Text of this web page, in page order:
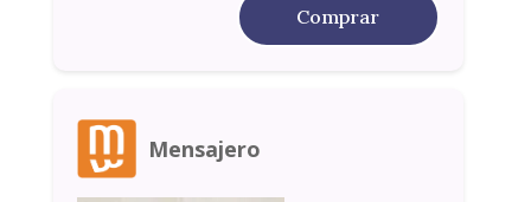
Comprar
Mensajero